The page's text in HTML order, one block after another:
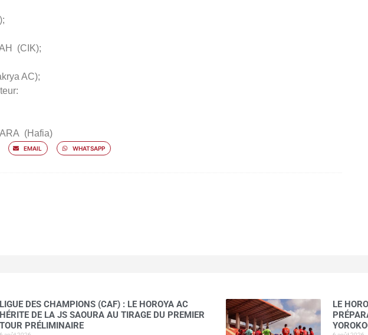
(CIK);
AC);
(Hafia)
EMAIL WHATSAPP
LIGUE DES CHAMPIONS (CAF) : LE HOROYA AC
HÉRITE DE LA JS SAOURA AU TIRAGE DU PREMIER
TOUR PRÉLIMINAIRE
LE